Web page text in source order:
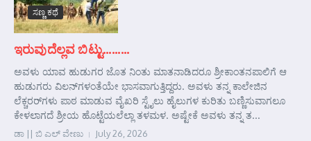
ಸಣ್ಣ ಕಥೆ
ಇರುವುದೆಲ್ಲವ ಬಿಟ್ಟು………
ಅವಳು ಯಾವ ಹುಡುಗರ ಜೊತ ನಿಂತು ಮಾತನಾಡಿದರೂ ಶ್ರೀಕಾಂತನಪಾಲಿಗೆ ಆ
ಹುಡುಗರು ವಿಲನ್‌ಗಳಂತೆಯೇ ಭಾಸವಾಗುತ್ತಿದ್ದರು. ಅವಳು ತನ್ನ ಕಾಲೇಜಿನ
ಲೆಕ್ಚರರ್‌ಗಳು ಪಾಠ ಮಾಡುವ ವೈಖರಿ ಸ್ಟೈಲು ಹೈಲುಗಳ ಕುರಿತು ಬಣ್ಣಿಸುವಾಗಲೂ
ಕೇಳಲಾಗದೆ ಶ್ರೀಯ ಹೊಟ್ಟೆಯಲೆಲ್ಲಾ ತಳಮಳ. ಅಷ್ಟೇಕೆ ಅವಳು ತನ್ನ ತ...
ಡಾ || ಬಿ ಎಲ್ ವೇಣು July 26, 2026